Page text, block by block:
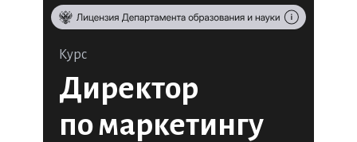
Курс
Директор
по маркетингу